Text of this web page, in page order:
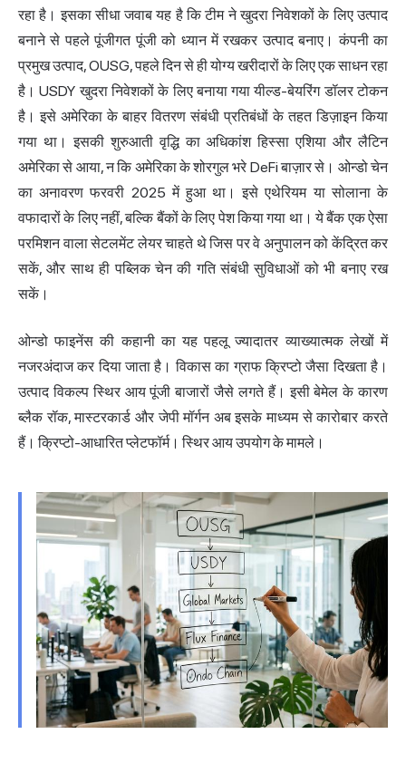
रहा है। इसका सीधा जवाब यह है कि टीम ने खुदरा निवेशकों के लिए उत्पाद
बनाने से पहले पूंजीगत पूंजी को ध्यान में रखकर उत्पाद बनाए। कंपनी का
प्रमुख उत्पाद, OUSG, पहले दिन से ही योग्य खरीदारों के लिए एक साधन रहा
है। USDY खुदरा निवेशकों के लिए बनाया गया यील्ड-बेयरिंग डॉलर टोकन
है। इसे अमेरिका के बाहर वितरण संबंधी प्रतिबंधों के तहत डिज़ाइन किया
गया था। इसकी शुरुआती वृद्धि का अधिकांश हिस्सा एशिया और लैटिन
अमेरिका से आया, न कि अमेरिका के शोरगुल भरे DeFi बाज़ार से। ओन्डो चेन
का अनावरण फरवरी 2025 में हुआ था। इसे एथेरियम या सोलाना के
वफादारों के लिए नहीं, बल्कि बैंकों के लिए पेश किया गया था। ये बैंक एक ऐसा
परमिशन वाला सेटलमेंट लेयर चाहते थे जिस पर वे अनुपालन को केंद्रित कर
सकें, और साथ ही पब्लिक चेन की गति संबंधी सुविधाओं को भी बनाए रख
सकें।
ओन्डो फाइनेंस की कहानी का यह पहलू ज्यादातर व्याख्यात्मक लेखों में
नजरअंदाज कर दिया जाता है। विकास का ग्राफ क्रिप्टो जैसा दिखता है।
उत्पाद विकल्प स्थिर आय पूंजी बाजारों जैसे लगते हैं। इसी बेमेल के कारण
ब्लैक रॉक, मास्टरकार्ड और जेपी मॉर्गन अब इसके माध्यम से कारोबार करते
हैं। क्रिप्टो-आधारित प्लेटफॉर्म। स्थिर आय उपयोग के मामले।